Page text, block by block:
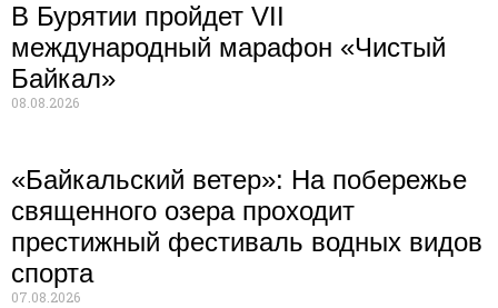
В Бурятии пройдет VII
международный марафон «Чистый
Байкал»
08.08.2026
«Байкальский ветер»: На побережье
священного озера проходит
престижный фестиваль водных видов
спорта
07.08.2026